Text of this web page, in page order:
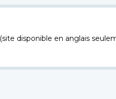
(site disponible en anglais